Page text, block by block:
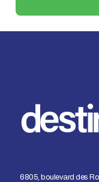
6805, boulevard des